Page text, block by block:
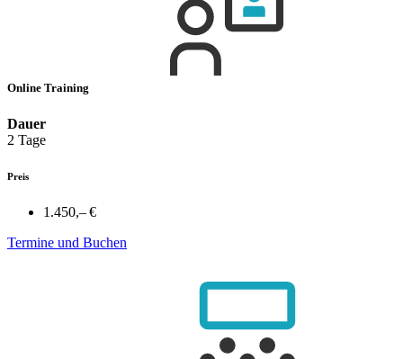
Online Training
Dauer
2 Tage
Preis
1.450,– €
Termine und Buchen